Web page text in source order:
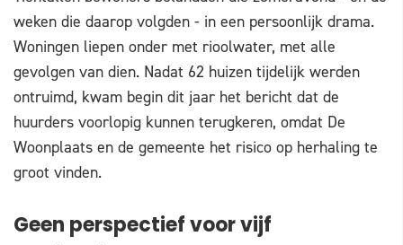
weken die daarop volgden - in een persoonlijk drama.
Woningen liepen onder met rioolwater, met alle
gevolgen van dien. Nadat 62 huizen tijdelijk werden
ontruimd, kwam begin dit jaar het bericht dat de
huurders voorlopig kunnen terugkeren, omdat De
Woonplaats en de gemeente het risico op herhaling te
groot vinden.
Geen perspectief voor vijf